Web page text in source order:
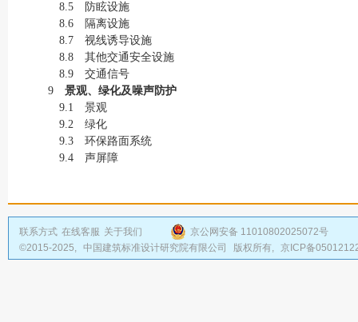
8.5 防眩设施
8.6 隔离设施
8.7 视线诱导设施
8.8 其他交通安全设施
8.9 交通信号
9 景观、绿化及噪声防护
9.1 景观
9.2 绿化
9.3 环保路面系统
9.4 声屏障
联系方式 在线客服 关于我们
京公网安备 11010802025072号
©2015-2025, 中国建筑标准设计研究院有限公司 版权所有, 京ICP备